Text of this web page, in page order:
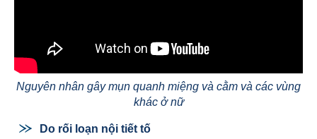
Nguyên nhân gây mụn quanh miệng và cằm và các vùng
khác ở nữ
Do rối loạn nội tiết tố